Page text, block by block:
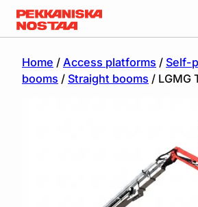
Home / Access platforms / Self-
booms / Straight booms / LGMG